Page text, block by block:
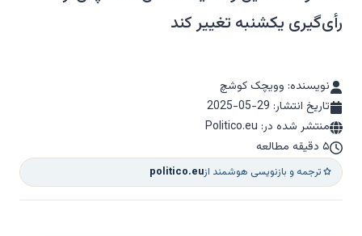
رأی‌گیری یکشنبه تغییر کند
نویسنده: وویچک کوشچ
تاریخ انتشار: 2025-05-29
منتشر شده در: Politico.eu
۵ دقیقه مطالعه
ترجمه و بازنویسی هوشمند ازpolitico.eu